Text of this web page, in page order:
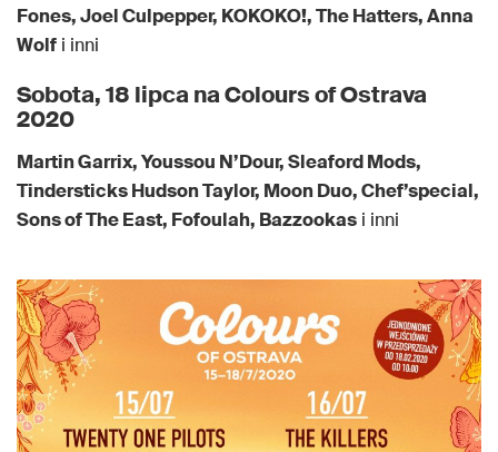
Fones, Joel Culpepper, KOKOKO!, The Hatters, Anna
Wolf i inni
Sobota, 18 lipca na Colours of Ostrava
2020
Martin Garrix, Youssou N’Dour, Sleaford Mods,
Tindersticks Hudson Taylor, Moon Duo, Chef’special,
Sons of The East, Fofoulah, Bazzookas i inni